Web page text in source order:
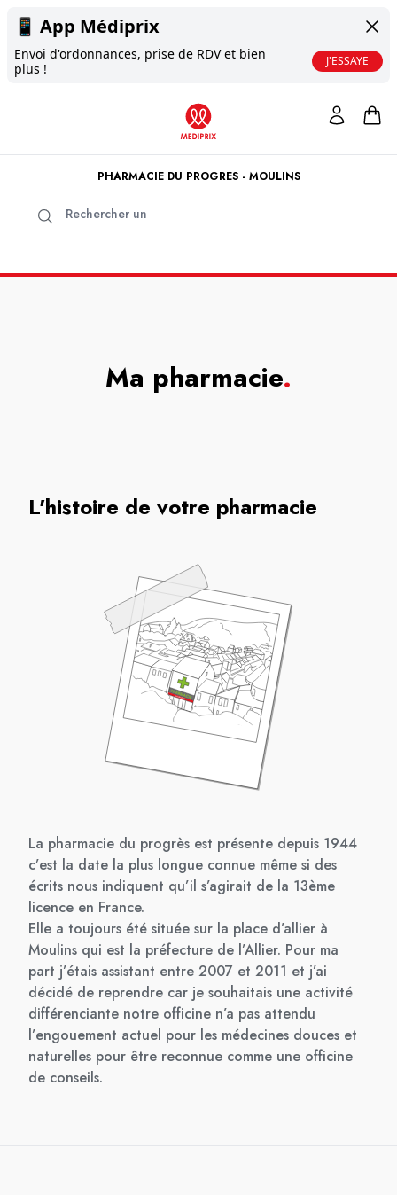
📱 App Médiprix
Envoi d'ordonnances, prise de RDV et bien
plus !
J'ESSAYE
PHARMACIE DU PROGRES - MOULINS
Ma pharmacie.
L'histoire de votre pharmacie
La pharmacie du progrès est présente depuis 1944
c’est la date la plus longue connue même si des
écrits nous indiquent qu’il s’agirait de la 13ème
licence en France.
Elle a toujours été située sur la place d’allier à
Moulins qui est la préfecture de l’Allier. Pour ma
part j’étais assistant entre 2007 et 2011 et j’ai
décidé de reprendre car je souhaitais une activité
différenciante notre officine n’a pas attendu
l’engouement actuel pour les médecines douces et
naturelles pour être reconnue comme une officine
de conseils.